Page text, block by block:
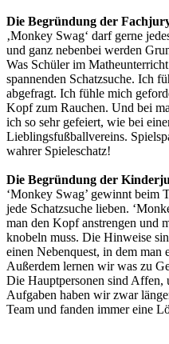
Die Begründung der
‚Monkey Swag‘ darf gerne
und ganz nebenbei werden
Was Schüler im
spannenden Schatzsuche. Ich
abgefragt. Ich fühle mich
Kopf zum Rauchen. Und bei
ich so sehr gefeiert, wie bei
Lieblingsfußballvereins.
wahrer Spieleschatz!
Die Begründung der
‘Monkey Swag’ gewinnt
jede Schatzsuche lieben.
man den Kopf anstrengen und
knobeln muss. Die Hinweise
einen Nebenquest, in dem man
Außerdem lernen wir was zu
Die Hauptpersonen sind Affen,
Aufgaben haben wir zwar
Team und fanden immer eine